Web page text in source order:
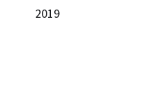
2019